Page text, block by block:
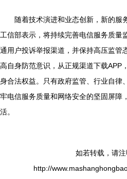
随着技术演进和业态创新，新的服
工信部表示，将持续完善电信服务质量
通用户投诉举报渠道，并保持高压监管
高自身防范意识，从正规渠道下载APP
身合法权益。只有政府监管、行业自律
牢电信服务质量和网络安全的坚固屏障
活。
如若转载，请注
http://